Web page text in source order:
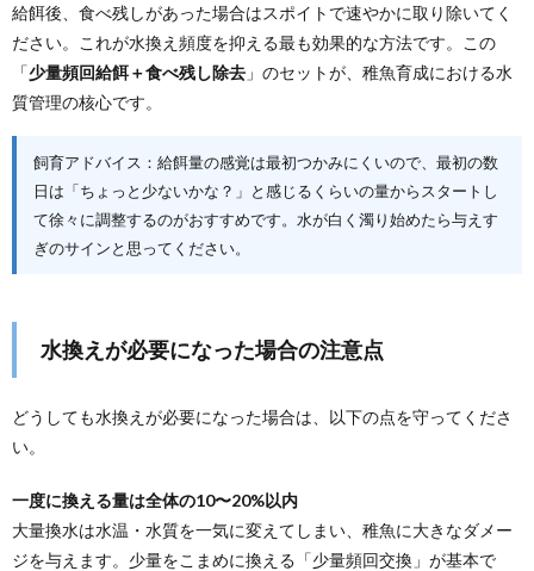
給餌後、食べ残しがあった場合はスポイトで速やかに取り除いてく
ださい。これが水換え頻度を抑える最も効果的な方法です。この
「少量頻回給餌＋食べ残し除去 」のセットが、稚魚育成における水
質管理の核心です。
飼育アドバイス：給餌量の感覚は最初つかみにくいので、最初の数
日は「ちょっと少ないかな？」と感じるくらいの量からスタートし
て徐々に調整するのがおすすめです。水が白く濁り始めたら与えす
ぎのサインと思ってください。
水換えが必要になった場合の注意点
どうしても水換えが必要になった場合は、以下の点を守ってくださ
い。
一度に換える量は全体の10〜20%以内
大量換水は水温・水質を一気に変えてしまい、稚魚に大きなダメー
ジを与えます。少量をこまめに換える「少量頻回交換」が基本で